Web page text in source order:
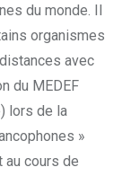
du monde. Il
organismes
avec
du MEDEF
lors de la
»
au cours de